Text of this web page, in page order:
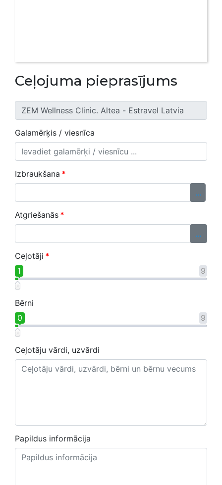
Ceļojuma pieprasījums
Galamērķis / viesnīca
Izbraukšana *
...
Atgriešanās *
...
Ceļotāji *
9
1
Bērni
9
0
Ceļotāju vārdi, uzvārdi
Papildus informācija